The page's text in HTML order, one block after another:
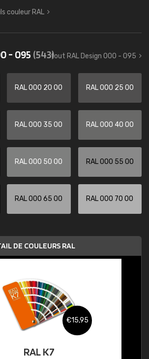
couleur RAL
- 095 (543)tout RAL Design 000 - 095
RAL 000 20 00 RAL 000 25 00
RAL 000 35 00 RAL 000 40 00
RAL 000 50 00 RAL 000 55 00
RAL 000 65 00 RAL 000 70 00
DE COULEURS RAL
€15,95
RAL K7